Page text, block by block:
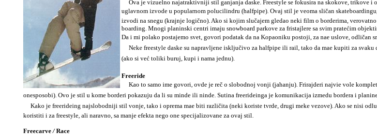
Ova je vizuelno najatraktivniji stil ganjanja daske. Freestyle se fokusira na skokove, trikove i
uglavnom izvode u popularnom polucilindru (halfpipe). Ovaj stil je veoma sličan skateboardingu,
izvodi na snegu (krajnje logično). Ako si kojim slučajem gledao neki film o borderima,
boarding. Mnogi planinski centri imaju snowboard parkove za fristajlere sa svim pratećim
Da i mi polako postajemo svet, govori podatak da na Kopaoniku postoji, za nae uslove, odličan
Neke freestyle daske su napravljene isključivo za halfpipe ili rail, tako da mae kupiti za
(ako si već toliki buruj, kupi i nama jednu).
Freeride
Kao to samo ime govori, ovde je reč o slobodnoj vonji (jahanju). Frirajderi najvie vole
onesposobi). Ovo je stil u kome borderi pokazuju da li su minde ili ninde. Sutina freerideinga je komunikacija izmedu bordera i
Kako je freerideing najslobodniji stil vonje, tako i oprema mae biti različita (neki koriste tvrde, drugi meke vezove). Ako se nisi
koristiti i za freestyle, ali naravno, sa manje efekta nego one specijalizovane za ovaj stil.
Freecarve /Race